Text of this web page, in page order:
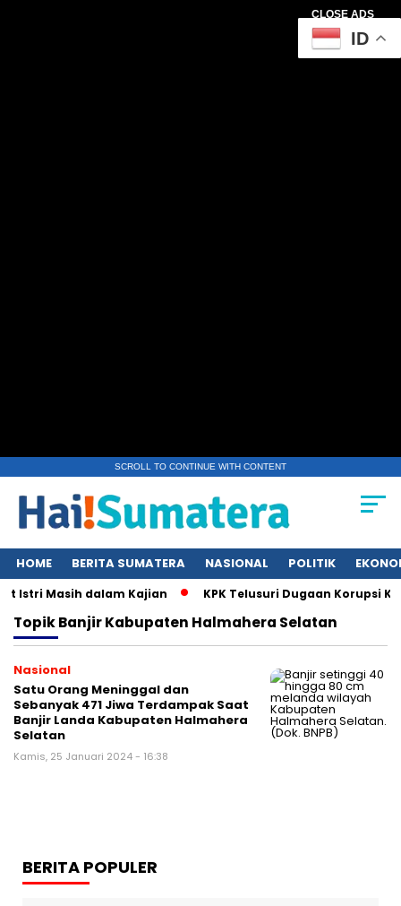
CLOSE ADS
SCROLL TO CONTINUE WITH CONTENT
HOME BERITA SUMATERA NASIONAL POLITIK
Istri Masih dalam Kajian KPK Telusuri Dugaan Korupsi
TopikBanjir Kabupaten Halmahera Selatan
Nasional
Satu Orang Meninggal dan
Sebanyak 471 Jiwa Terdampak Saat
Banjir Landa Kabupaten Halmahera
Selatan
Kamis, 25 Januari 2024 - 16:38
BERITA POPULER
ID